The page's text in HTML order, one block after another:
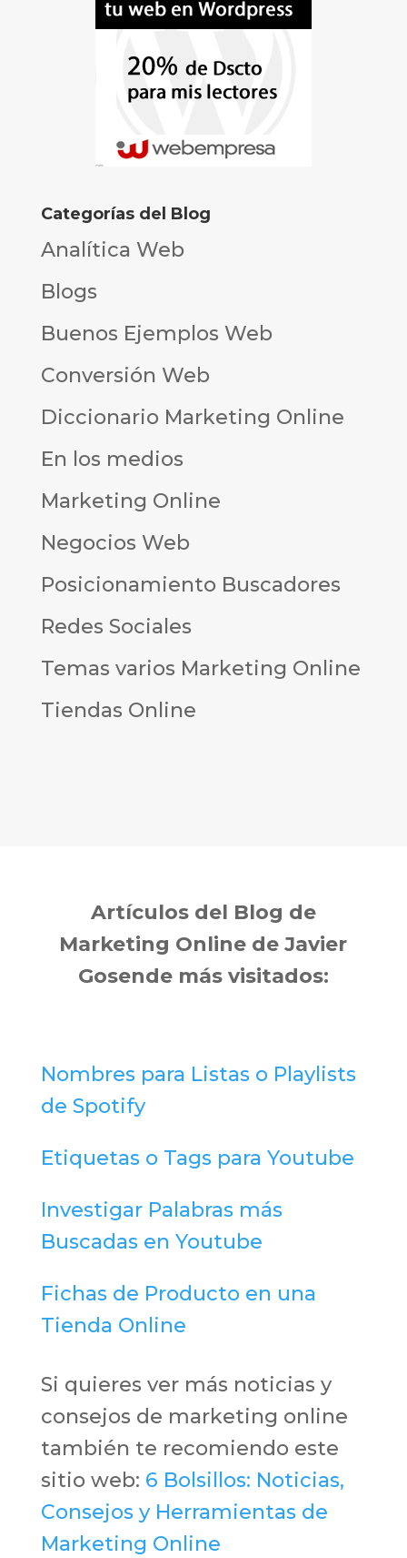
Categorías del Blog
Analítica Web
Blogs
Buenos Ejemplos Web
Conversión Web
Diccionario Marketing Online
En los medios
Marketing Online
Negocios Web
Posicionamiento Buscadores
Redes Sociales
Temas varios Marketing Online
Tiendas Online
Artículos del Blog de
Marketing Online de Javier
Gosende más visitados:
Nombres para Listas o Playlists
de Spotify
Etiquetas o Tags para Youtube
Investigar Palabras más
Buscadas en Youtube
Fichas de Producto en una
Tienda Online
Si quieres ver más noticias y
consejos de marketing online
también te recomiendo este
sitio web: 6 Bolsillos: Noticias,
Consejos y Herramientas de
Marketing Online